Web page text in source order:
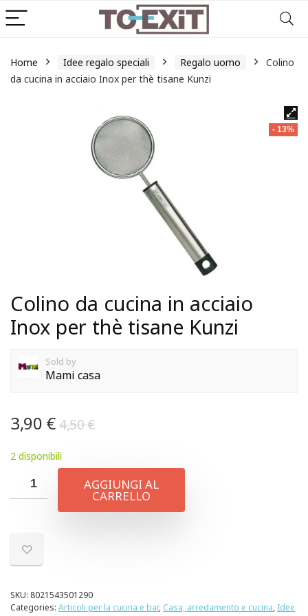
Home Idee regalo speciali Regalo uomo
Colino
da cucina in acciaio Inox per thè tisane Kunzi
- 13%
Colino da cucina in acciaio
Inox per thè tisane Kunzi
Sold by
Mami casa
4,50€
3,90 €
2 disponibili
AGGIUNGI AL
CARRELLO
SKU: 8021543501290
Categories: Articoli per la cucina e bar, Casa, arredamento e cucina, Idee